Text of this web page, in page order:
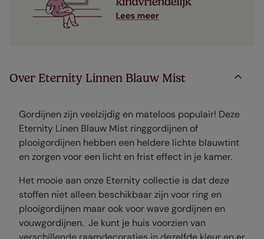
Over Eternity Linnen Blauw Mist
Gordijnen zijn veelzijdig en mateloos populair! Deze
Eternity Linen Blauw Mist ringgordijnen of
plooigordijnen hebben een heldere lichte blauwtint
en zorgen voor een licht en frist effect in je kamer.
Het mooie aan onze Eternity collectie is dat deze
stoffen niet alleen beschikbaar zijn voor ring en
plooigordijnen maar ook voor wave gordijnen en
vouwgordijnen. Je kunt je huis voorzien van